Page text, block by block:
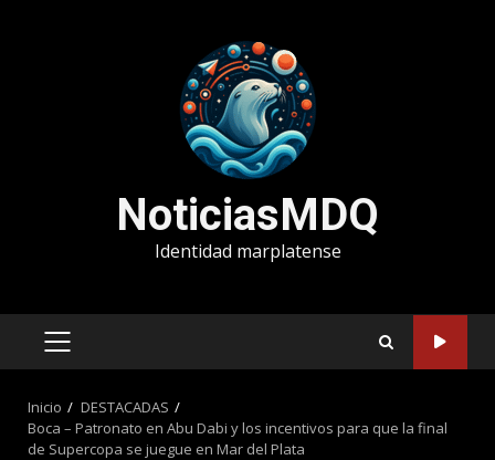
NoticiasMDQ
Identidad marplatense
MENÚ
Inicio
DESTACADAS
Boca – Patronato en Abu Dabi y los incentivos para que la final
de Supercopa se juegue en Mar del Plata